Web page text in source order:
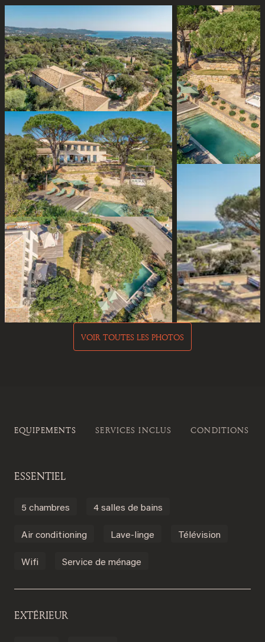
VOIR TOUTES LES PHOTOS
EQUIPEMENTS SERVICES INCLUS CONDITIONS DE
ESSENTIEL
5 chambres 4 salles de bains
Air conditioning Lave-linge Télévision
Wifi Service de ménage
EXTÉRIEUR